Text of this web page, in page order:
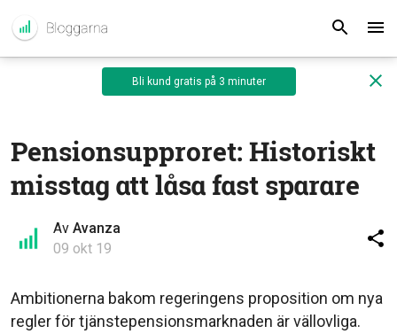
Bli kund gratis på 3 minuter
Pensionsupproret: Historiskt
misstag att låsa fast sparare
Av Avanza
09 okt 19
Ambitionerna bakom regeringens proposition om nya
regler för tjänstepensionsmarknaden är vällovliga.